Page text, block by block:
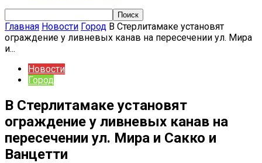
Главная Новости Город В Стерлитамаке установят
ограждение у ливневых канав на пересечении ул. Мира
и...
Новости
Город
В Стерлитамаке установят
ограждение у ливневых канав на
пересечении ул. Мира и Сакко и
Ванцетти